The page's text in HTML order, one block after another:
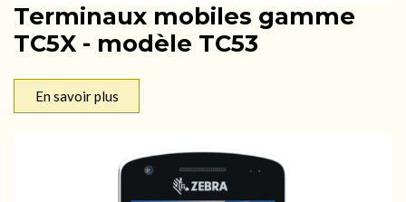
Terminaux mobiles gamme
TC5X - modèle TC53
En savoir plus